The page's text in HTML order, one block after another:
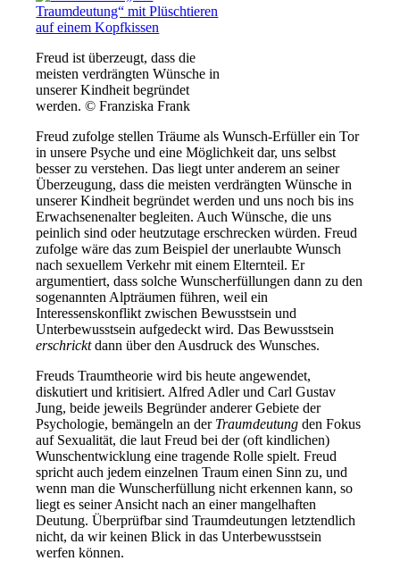
Freud ist überzeugt, dass die
meisten verdrängten Wünsche in
unserer Kindheit begründet
werden. © Franziska Frank
Freud zufolge stellen Träume als Wunsch-Erfüller ein Tor
in unsere Psyche und eine Möglichkeit dar, uns selbst
besser zu verstehen. Das liegt unter anderem an seiner
Überzeugung, dass die meisten verdrängten Wünsche in
unserer Kindheit begründet werden und uns noch bis ins
Erwachsenenalter begleiten. Auch Wünsche, die uns
peinlich sind oder heutzutage erschrecken würden. Freud
zufolge wäre das zum Beispiel der unerlaubte Wunsch
nach sexuellem Verkehr mit einem Elternteil. Er
argumentiert, dass solche Wunscherfüllungen dann zu den
sogenannten Alpträumen führen, weil ein
Interessenskonflikt zwischen Bewusstsein und
Unterbewusstsein aufgedeckt wird. Das Bewusstsein
erschricktdann über den Ausdruck des Wunsches.
Freuds Traumtheorie wird bis heute angewendet,
diskutiert und kritisiert. Alfred Adler und Carl Gustav
Jung, beide jeweils Begründer anderer Gebiete der
Psychologie, bemängeln an der Traumdeutungden Fokus
auf Sexualität, die laut Freud bei der (oft kindlichen)
Wunschentwicklung eine tragende Rolle spielt. Freud
spricht auch jedem einzelnen Traum einen Sinn zu, und
wenn man die Wunscherfüllung nicht erkennen kann, so
liegt es seiner Ansicht nach an einer mangelhaften
Deutung. Überprüfbar sind Traumdeutungen letztendlich
nicht, da wir keinen Blick in das Unterbewusstsein
werfen können.